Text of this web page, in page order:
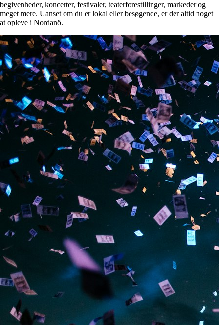
begivenheder, koncerter, festivaler, teaterforestillinger, markeder og
meget mere. Uanset om du er lokal eller besøgende, er der altid noget
at opleve i Nordanö.